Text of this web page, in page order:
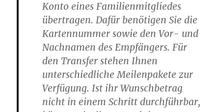
Konto eines Familienmitgliedes
übertragen. Dafür benötigen Sie die
Kartennummer sowie den Vor- und
Nachnamen des Empfängers. Für
den Transfer stehen Ihnen
unterschiedliche Meilenpakete zur
Verfügung. Ist ihr Wunschbetrag
nicht in einem Schritt durchführbar,